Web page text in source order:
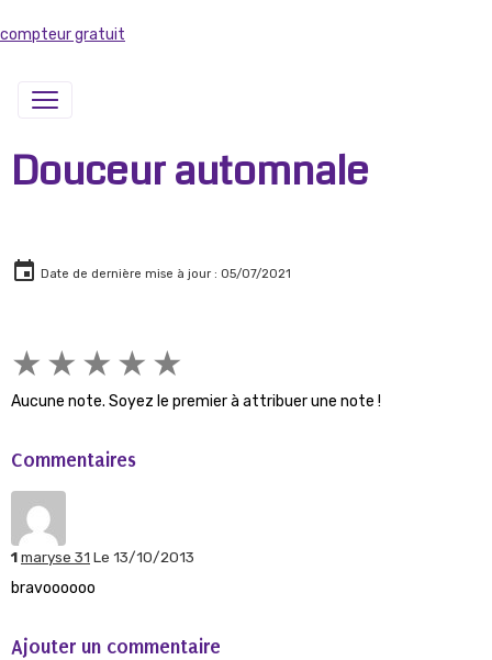
compteur gratuit
Douceur automnale
Date de dernière mise à jour : 05/07/2021
★ ★ ★ ★ ★
Aucune note. Soyez le premier à attribuer une note !
Commentaires
1maryse 31 Le 13/10/2013
bravoooooo
Ajouter un commentaire